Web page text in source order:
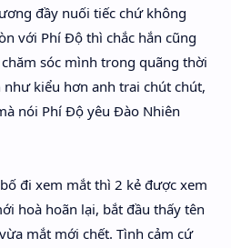
đầy nuối tiếc chứ không
với Phí Độ thì chắc hắn cũng
sóc mình trong quãng thời
kiểu hơn anh trai chút chút,
nói Phí Độ yêu Đào Nhiên
đi xem mắt thì 2 kẻ được xem
hoà hoãn lại, bắt đầu thấy tên
mắt mới chết. Tình cảm cứ